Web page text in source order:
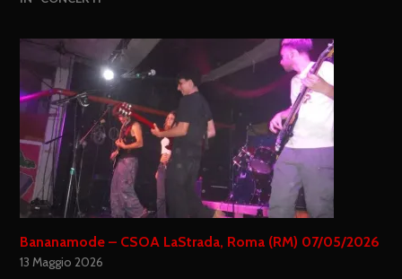
Bananamode – CSOA LaStrada, Roma (RM) 07/05/2026
13 Maggio 2026